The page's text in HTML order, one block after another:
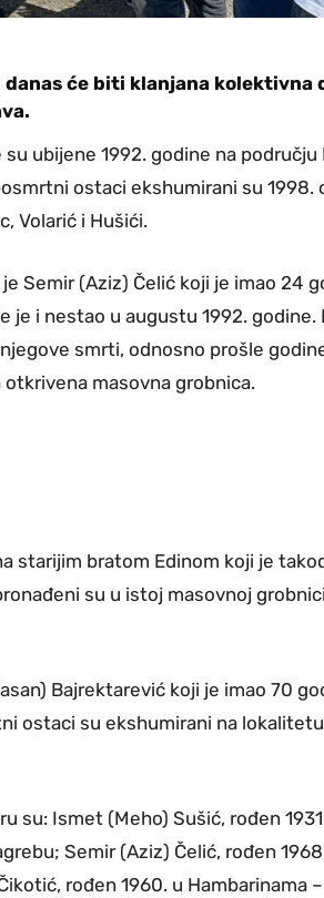
će biti klanjana kolektivna
ubijene 1992. godine na području
ostaci ekshumirani su 1998.
Volarić i Hušići.
Semir (Aziz) Čelić koji je imao 24
je i nestao u augustu 1992. godine.
smrti, odnosno prošle
masovna grobnica.
starijim bratom Edinom koji je
su u istoj masovnoj
Bajrektarević koji je imao 70
ostaci su ekshumirani na
su: Ismet (Meho) Sušić, rođen
Semir (Aziz) Čelić, rođen
rođen 1960. u Hambarinama –